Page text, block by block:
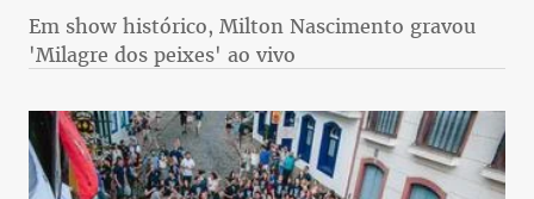
Em show histórico, Milton Nascimento gravou
'Milagre dos peixes' ao vivo